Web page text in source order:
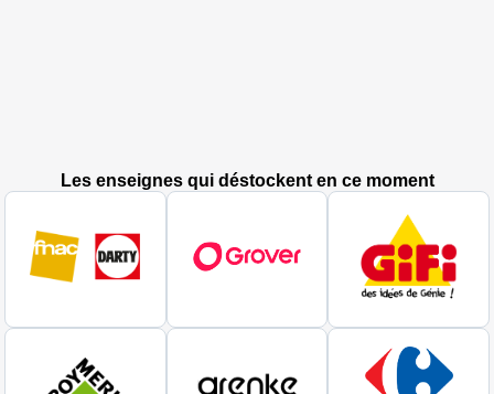
Les enseignes qui déstockent en ce moment